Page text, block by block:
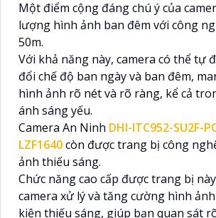
Một điểm cộng đáng chú ý của
lượng hình ảnh ban đêm với công
50m.
Với khả năng này, camera có thể tự
đổi chế độ ban ngày và ban đêm,
hình ảnh rõ nét và rõ ràng, kể cả
ánh sáng yếu.
Camera An Ninh DHI-ITC952-SU2F-
LZF1640còn được trang bị công
ảnh thiếu sáng.
Chức năng cao cấp được trang bị
camera xử lý và tăng cường hình
kiện thiếu sáng, giúp bạn quan sát